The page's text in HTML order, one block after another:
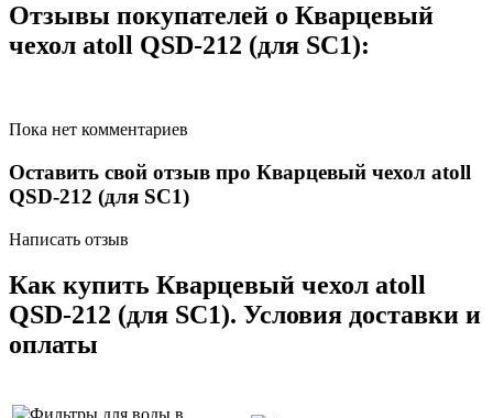
Отзывы покупателей о Кварцевый
чехол atoll QSD-212 (для SC1):
Пока нет комментариев
Оставить свой отзыв про Кварцевый чехол atoll
QSD-212 (для SC1)
Написать отзыв
Как купить Кварцевый чехол atoll
QSD-212 (для SC1). Условия доставки и
оплаты